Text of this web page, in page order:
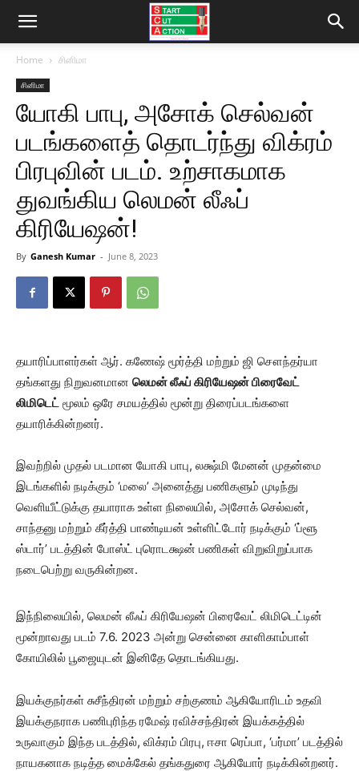
Home சினிமா
சினிமா
யோகி பாபு, அசோக் செல்வன்
படங்களைத் தொடர்ந்து விக்ரம்
பிரபுவின் படம். உற்சாகமாக
துவங்கிய லெமன் லீஃப்
கிரியேஷன்!
By Ganesh Kumar - June 8, 2023
தயாரிப்பாளர்கள் ஆர். கணேஷ் மூர்த்தி மற்றும் ஜி சௌந்தர்யா
தங்களது நிறுவனமான லெமன் லீஃப் கிரியேஷன் பிரைவேட்
லிமிடெட் மூலம் ஒரே சமயத்தில் மூன்று திரைப்படங்களை
தயாரிக்கின்றனர்.
இவற்றில் முதல் படமான யோகி பாபு, லக்ஷ்மி மேனன் முதன்மை
இடங்களில் நடிக்கும் ‘மலை’ அனைத்து பணிகளும் முடிந்து
வெளியீட்டுக்கு தயாராக உள்ள நிலையில், அசோக் செல்வன்,
சாந்தனு மற்றும் கீர்த்தி பாண்டியன் உள்ளிட்டோர் நடிக்கும் ‘ப்ளூ
ஸ்டார்’ படத்தின் போஸ்ட் புரொடக்ஷன் பணிகள் விறுவிறுப்பாக
நடைபெற்று வருகின்றன.
இந்நிலையில், லெமன் லீஃப் கிரியேஷன் பிரைவேட் லிமிடெட்டின்
மூன்றாவது படம் 7.6. 2023 அன்று சென்னை காளிகாம்பாள்
கோயிலில் பூஜையுடன் இனிதே தொடங்கியது.
இயக்குநர்கள் சுசீந்திரன் மற்றும் சற்குணம் ஆகியோரிடம் உதவி
இயக்குநராக பணிபுரிந்த ரமேஷ் ரவிச்சந்திரன் இயக்கத்தில்
உருவாகும் இந்த படத்தில், விக்ரம் பிரபு, ஈசா ரெப்பா, ‘பர்மா’ படத்தில்
நாயகனாக நடித்த மைக்கேல் தங்கதுரை ஆகியோர் நடிக்கின்றனர்.